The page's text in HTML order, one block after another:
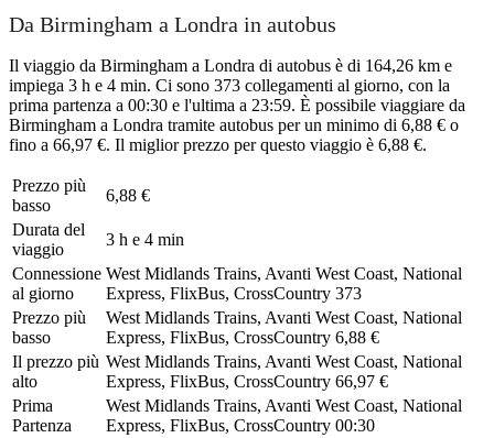
Da Birmingham a Londra in autobus
Il viaggio da Birmingham a Londra di autobus è di 164,26 km e
impiega 3 h e 4 min. Ci sono 373 collegamenti al giorno, con la
prima partenza a 00:30 e l'ultima a 23:59. È possibile viaggiare da
Birmingham a Londra tramite autobus per un minimo di 6,88 € o
fino a 66,97 €. Il miglior prezzo per questo viaggio è 6,88 €.
Prezzo più
basso
6,88 €
Durata del
viaggio
3 h e 4 min
Connessione
al giorno
West Midlands Trains, Avanti West Coast, National
Express, FlixBus, CrossCountry 373
Prezzo più
basso
West Midlands Trains, Avanti West Coast, National
Express, FlixBus, CrossCountry 6,88 €
Il prezzo più
alto
West Midlands Trains, Avanti West Coast, National
Express, FlixBus, CrossCountry 66,97 €
Prima
Partenza
West Midlands Trains, Avanti West Coast, National
Express, FlixBus, CrossCountry 00:30